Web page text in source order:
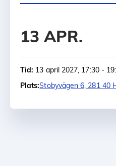
13 APR.
Tid: 13 april 2027, 17:30 -
Plats:Stobyvägen 6, 281 40